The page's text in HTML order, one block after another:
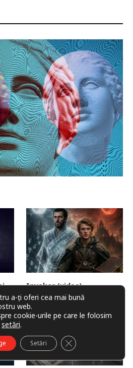
Invoker (video)
a-ți oferi cea mai bună
web.
cookie-urile pe care le folosim
setări.
Setări CLOSE GDPR